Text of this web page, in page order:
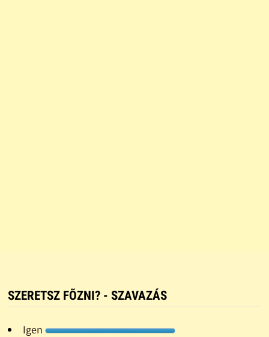
SZERETSZ FÕZNI? - SZAVAZÁS
Igen